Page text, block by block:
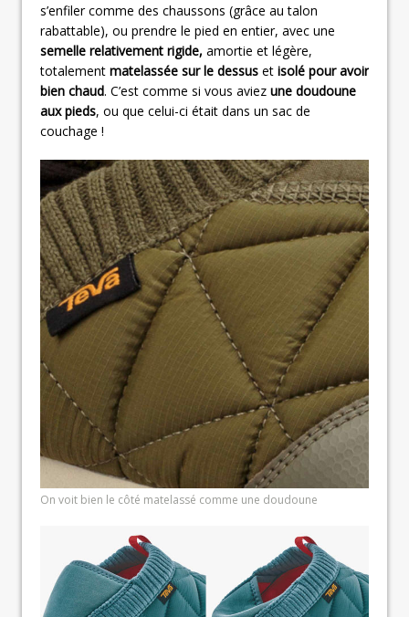
s’enfiler comme des chaussons (grâce au talon
rabattable), ou prendre le pied en entier, avec une
semelle relativement rigide, amortie et légère,
totalement matelassée sur le dessus et isolé pour avoir
bien chaud. C’est comme si vous aviez une doudoune
aux pieds, ou que celui-ci était dans un sac de
couchage !
On voit bien le côté matelassé comme une doudoune